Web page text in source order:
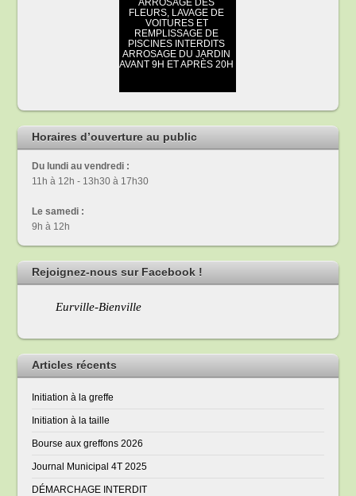
Horaires d’ouverture au public
Du lundi au vendredi :
11h à 12h - 13h30 à 17h30
Le samedi :
9h à 12h
Rejoignez-nous sur Facebook !
Eurville-Bienville
Articles récents
Initiation à la greffe
Initiation à la taille
Bourse aux greffons 2026
Journal Municipal 4T 2025
DÉMARCHAGE INTERDIT